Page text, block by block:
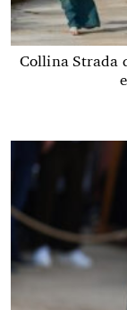
Collina Strada